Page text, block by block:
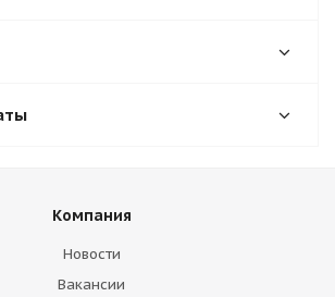
Компания
Новости
Вакансии